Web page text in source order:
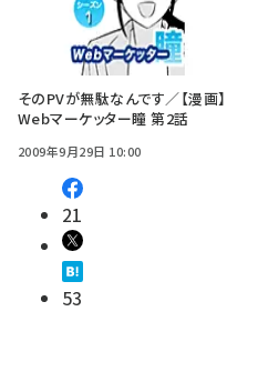
そのPVが無駄なんです／【漫画】
Webマーケッター瞳 第2話
2009年9月29日 10:00
21
53